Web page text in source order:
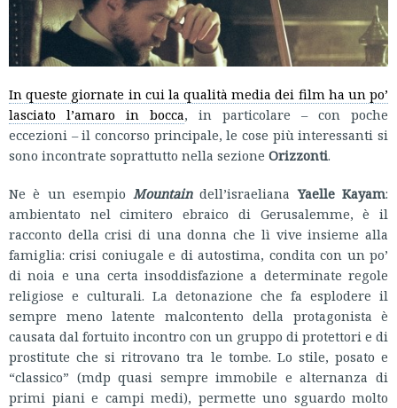
In queste giornate in cui la qualità media dei film ha un po’
lasciato l’amaro in bocca, in particolare – con poche
eccezioni – il concorso principale, le cose più interessanti si
sono incontrate soprattutto nella sezione Orizzonti.
Ne è un esempioMountaindell’israelianaYaelle Kayam:
ambientato nel cimitero ebraico di Gerusalemme, è il
racconto della crisi di una donna che lì vive insieme alla
famiglia: crisi coniugale e di autostima, condita con un po’
di noia e una certa insoddisfazione a determinate regole
religiose e culturali. La detonazione che fa esplodere il
sempre meno latente malcontento della protagonista è
causata dal fortuito incontro con un gruppo di protettori e di
prostitute che si ritrovano tra le tombe. Lo stile, posato e
“classico” (mdp quasi sempre immobile e alternanza di
primi piani e campi medi), permette uno sguardo molto